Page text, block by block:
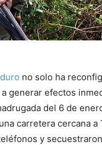
no solo ha
generar efectos
del 6 de
carretera cercana a
y